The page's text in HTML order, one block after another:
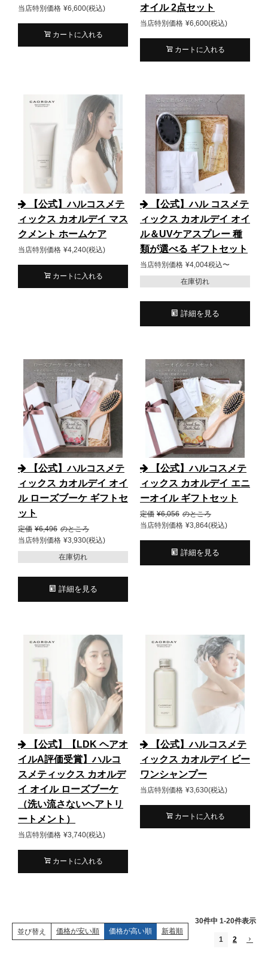
当店特別価格 ¥6,600 税込
カートに入れる
オイル 2点セット
当店特別価格 ¥6,600 税込
カートに入れる
【公式】ハルコスメテ
ィックス カオルデイ マス
クメント ホームケア
当店特別価格 ¥4,240 税込
カートに入れる
【公式】ハル コスメテ
ィックス カオルデイ オイ
ル＆UVケアスプレー 種
類が選べる ギフトセット
当店特別価格 ¥4,004税込〜
在庫切れ
詳細を見る
【公式】ハルコスメテ
ィックス カオルデイ オイ
ル ローズブーケ ギフトセ
ット
定価 ¥6,496 のところ
当店特別価格 ¥3,930 税込
在庫切れ
詳細を見る
【公式】ハルコスメテ
ィックス カオルデイ エニ
ーオイル ギフトセット
定価 ¥6,056 のところ
当店特別価格 ¥3,864 税込
詳細を見る
【公式】【LDK ヘアオ
イルA評価受賞】ハルコ
スメティックス カオルデ
イ オイル ローズブーケ
（洗い流さないヘアトリ
ートメント）
当店特別価格 ¥3,740 税込
カートに入れる
【公式】ハルコスメテ
ィックス カオルデイ ビー
ワンシャンプー
当店特別価格 ¥3,630 税込
カートに入れる
並び替え 価格が安い順 価格が高い順 新着順
30件中 1-20件表示
1 2